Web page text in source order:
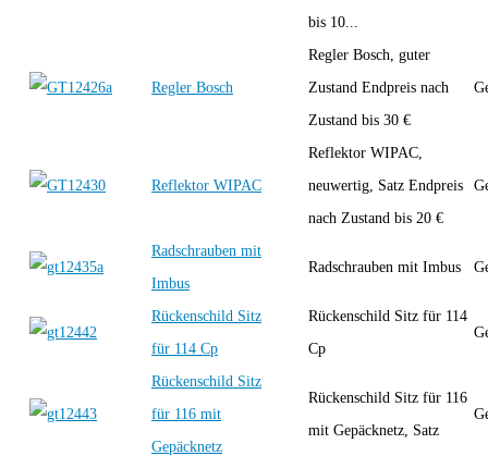
bis 10...
Regler Bosch
Regler Bosch, guter
Zustand Endpreis nach
Zustand bis 30 €
Reflektor WIPAC
Reflektor WIPAC,
neuwertig, Satz Endpreis
nach Zustand bis 20 €
Radschrauben mit
Imbus
Radschrauben mit Imbus
Rückenschild Sitz
für 114 Cp
Rückenschild Sitz für 114
Cp
Rückenschild Sitz
für 116 mit
Gepäcknetz
Rückenschild Sitz für 116
mit Gepäcknetz, Satz